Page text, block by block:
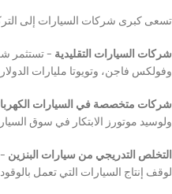
تسعى كبرى شركات السيارات إلى
شركات السيارات التقليدية – تستثمر
وفولكس فاجن، وتويوتا مليارات
شركات متخصصة في السيارات
ولوسيد موتورز الابتكار في سوق
التخلص التدريجي من سيارات البنزين
لوقف إنتاج السيارات التي تعمل